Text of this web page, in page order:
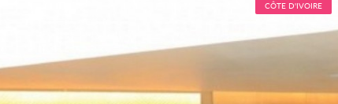
CÔTE D'IVOIRE